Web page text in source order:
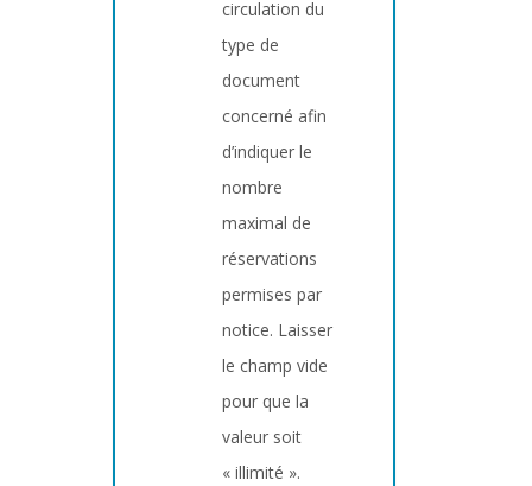
circulation du
type de
document
concerné afin
d’indiquer le
nombre
maximal de
réservations
permises par
notice. Laisser
le champ vide
pour que la
valeur soit
« illimité ».